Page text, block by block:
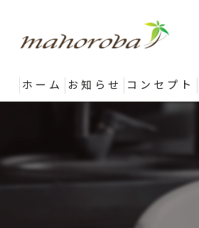
ホーム お知らせ コンセプト